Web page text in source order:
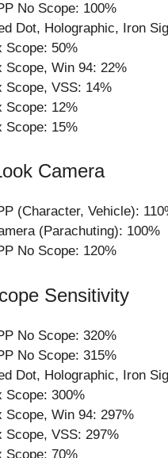
No Scope: 100%
Dot, Holographic, Iron
Scope: 50%
Scope, Win 94: 22%
Scope, VSS: 14%
Scope: 12%
Scope: 15%
Camera
(Character, Vehicle):
(Parachuting): 100%
No Scope: 120%
Sensitivity
No Scope: 320%
No Scope: 315%
Dot, Holographic, Iron
Scope: 300%
Scope, Win 94: 297%
Scope, VSS: 297%
Scope: 70%